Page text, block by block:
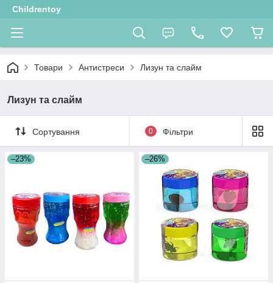
Childrentoy
Товари Антистреси Лизун та слайм
Лизун та слайм
Сортування 0 Фільтри
–23% –26%